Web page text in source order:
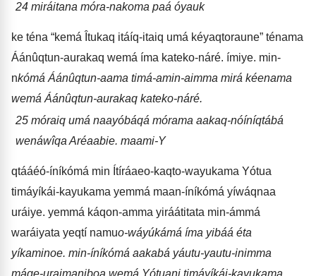
24 miráitana móra-nakoma paá óyauk
ke téna “kemá Îtukaq itáíq-itaiq umá kéyaqtoraune” ténama
Áánûqtun-aurakaq wemá íma kateko-náré. ímiye. min-
nkómá Áánûqtun-aama timá-amin-aimma mirá kéenama
wemá Áánûqtun-aurakaq kateko-náré.
25 móraiq umá naayóbáqá mórama aakaq-nóíníqtábá
wenáwîqa Aréaabie. maami-Y
qtááéó-íníkómá min Ítíráaeo-kaqto-wayukama Yótua
timáyíkái-kayukama yemmá maan-íníkómá yíwáqnaa
uráiye. yemmá káqon-amma yiráátitata min-ámmá
waráiyata yeqtí namuo-wáyúkámá íma yibáá éta
yíkaminoe. min-íníkómá aakabá yáutu-yautu-inimma
máqe-uraimaniboa wemá Yótuani timáyíkái-kayukama